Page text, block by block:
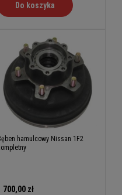
Do koszyka
hamulcowy Nissan 1F2
700,00 zł